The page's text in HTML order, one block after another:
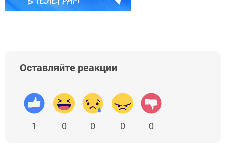
Оставляйте реакции
1 0 0 0 0